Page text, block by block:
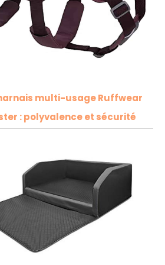
multi-usage Ruffwear
: polyvalence et sécurité